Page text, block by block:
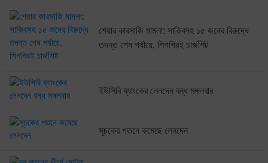
শেয়ার কারসাজি মামলা: সাকিবসহ ১৫ জনের বিরুদ্ধে
তদন্ত শেষ পর্যায়ে, শিগগিরই চার্জশিট
ইউসিবি ব্যাংকের লেনদেন বন্ধ মঙ্গলবার
সূচকের পতনে কমেছে লেনদেন